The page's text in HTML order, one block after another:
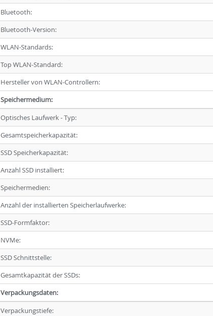
Bluetooth:
Bluetooth-Version:
WLAN-Standards:
Top WLAN-Standard:
Hersteller von WLAN-Controllern:
Speichermedium:
Optisches Laufwerk - Typ:
Gesamtspeicherkapazität:
SSD Speicherkapazität:
Anzahl SSD installiert:
Speichermedien:
Anzahl der installierten Speicherlaufwerke:
SSD-Formfaktor:
NVMe:
SSD Schnittstelle:
Gesamtkapazität der SSDs:
Verpackungsdaten:
Verpackungstiefe: